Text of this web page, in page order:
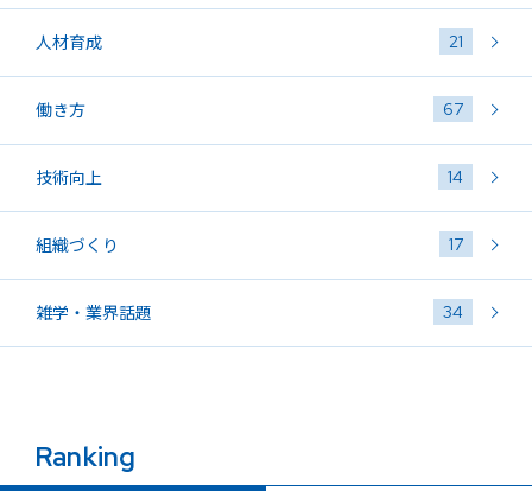
人材育成 21
働き方 67
技術向上 14
組織づくり 17
雑学・業界話題 34
Ranking